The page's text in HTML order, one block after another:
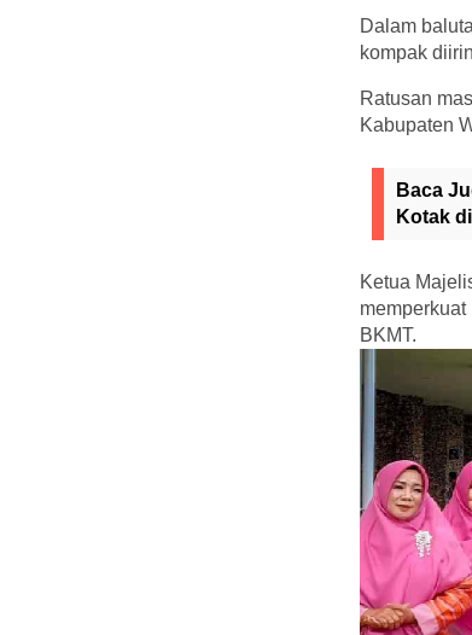
Dalam
kompak
Ratusan
Kabupaten
Baca
Kotak
Ketua
BKMT.